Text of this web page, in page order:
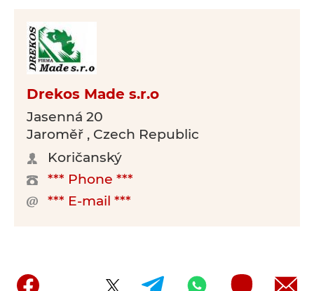
Drekos Made s.r.o
Jasenná 20
Jaroměř , Czech Republic
Koričanský
*** Phone ***
*** E-mail ***